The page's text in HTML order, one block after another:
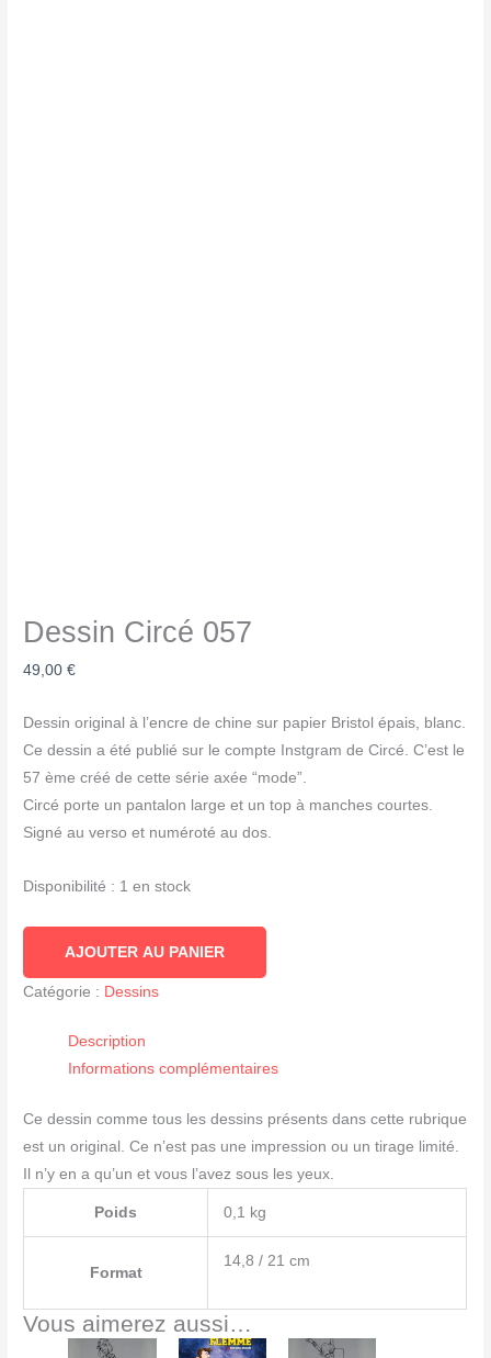
Dessin Circé 057
49,00€
Dessin original à l’encre de chine sur papier Bristol épais, blanc.
Ce dessin a été publié sur le compte Instgram de Circé. C’est le
57 ème créé de cette série axée “mode”.
Circé porte un pantalon large et un top à manches courtes.
Signé au verso et numéroté au dos.
Disponibilité : 1 en stock
Dessin
AJOUTER AU PANIER
Catégorie : Dessins
Description
Informations complémentaires
Ce dessin comme tous les dessins présents dans cette rubrique
est un original. Ce n’est pas une impression ou un tirage limité.
Il n’y en a qu’un et vous l’avez sous les yeux.
Poids 0,1 kg
Format
14,8 / 21 cm
Vous aimerez aussi…